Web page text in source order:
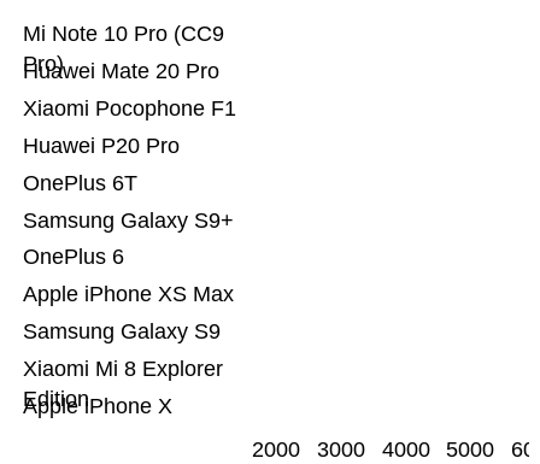
Apple iPhone X
Xiaomi Mi 8 Explorer
Edition
Samsung Galaxy S9
Apple iPhone XS Max
OnePlus 6
Samsung Galaxy S9+
OnePlus 6T
Huawei P20 Pro
Xiaomi Pocophone F1
Huawei Mate 20 Pro
Mi Note 10 Pro (CC9
Pro)
2000 3000 4000 5000